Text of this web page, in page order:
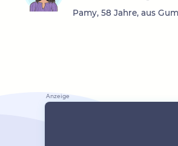
Pamy, 58 Jahre, aus